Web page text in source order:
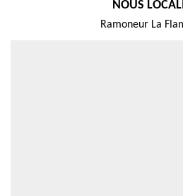
NOUS
Ramoneur La